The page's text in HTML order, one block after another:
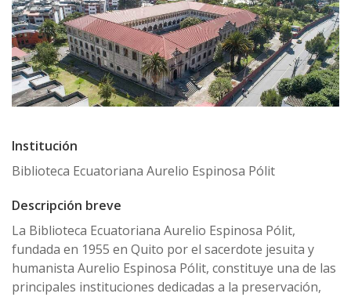
Institución
Biblioteca Ecuatoriana Aurelio Espinosa Pólit
Descripción breve
La Biblioteca Ecuatoriana Aurelio Espinosa Pólit,
fundada en 1955 en Quito por el sacerdote jesuita y
humanista Aurelio Espinosa Pólit, constituye una de las
principales instituciones dedicadas a la preservación,